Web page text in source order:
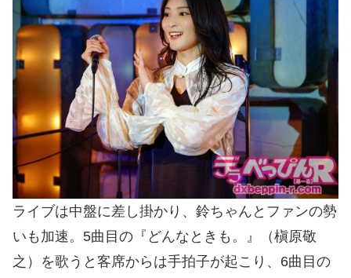
ライブは中盤に差し掛かり、鈴ちゃんとファンの勢
いも加速。5曲目の『どんなときも。』（槇原敬
之）を歌うと客席からは手拍子が起こり、6曲目の